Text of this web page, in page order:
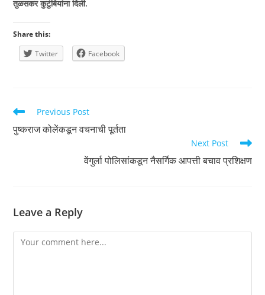
तुळसकर कुटुंबियांना दिली.
Share this:
Twitter
Facebook
Read
articles
Previous Post
पुष्कराज कोलेंकडून वचनाची पूर्तता
Next Post
वेंगुर्ला पोलिसांकडून नैसर्गिक आपत्ती बचाव प्रशिक्षण
Leave a Reply
Comment